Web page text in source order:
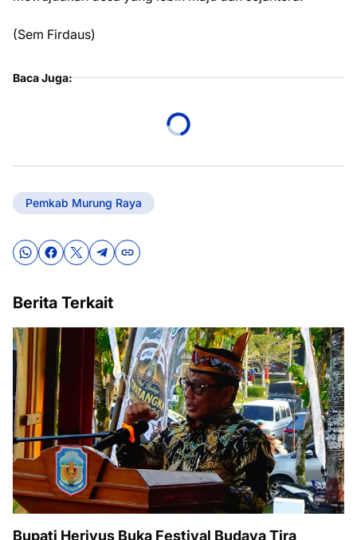
(Sem Firdaus)
Baca Juga:
Pemkab Murung Raya
Berita Terkait
Bupati Heriyus Buka Festival Budaya Tira